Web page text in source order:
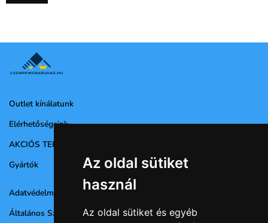
Az oldal sütiket
használ
Az oldal sütiket és egyéb
Outlet kínálatunk
Elérhetőségeink
AKCIÓS TERMÉKEK
Gyártók
Adatvédelmi nyilatkozat
Általános Szerződési Feltételek